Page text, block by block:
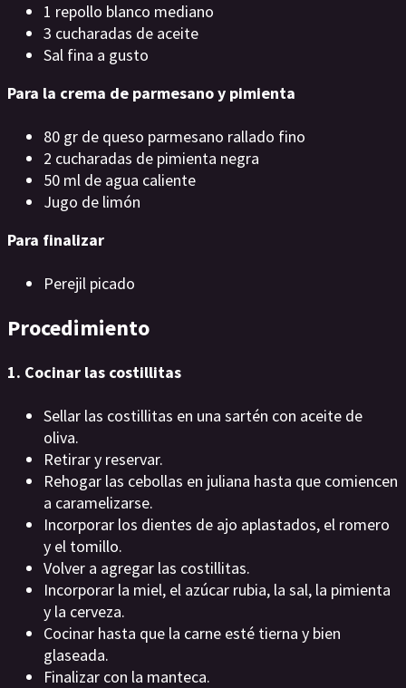
1 repollo blanco mediano
3 cucharadas de aceite
Sal fina a gusto
Para la crema de parmesano y pimienta
80 gr de queso parmesano rallado fino
2 cucharadas de pimienta negra
50 ml de agua caliente
Jugo de limón
Para finalizar
Perejil picado
Procedimiento
1. Cocinar las costillitas
Sellar las costillitas en una sartén con aceite de
oliva.
Retirar y reservar.
Rehogar las cebollas en juliana hasta que comiencen
a caramelizarse.
Incorporar los dientes de ajo aplastados, el romero
y el tomillo.
Volver a agregar las costillitas.
Incorporar la miel, el azúcar rubia, la sal, la pimienta
y la cerveza.
Cocinar hasta que la carne esté tierna y bien
glaseada.
Finalizar con la manteca.